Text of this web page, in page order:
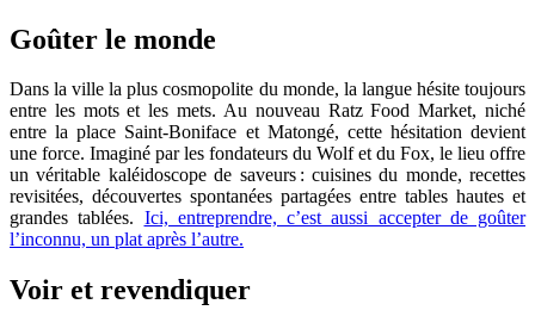
Goûter le monde
Dans la ville la plus cosmopolite du monde, la langue hésite toujours
entre les mots et les mets. Au nouveau Ratz Food Market, niché
entre la place Saint-Boniface et Matongé, cette hésitation devient
une force. Imaginé par les fondateurs du Wolf et du Fox, le lieu offre
un véritable kaléidoscope de saveurs : cuisines du monde, recettes
revisitées, découvertes spontanées partagées entre tables hautes et
grandes tablées. Ici, entreprendre, c’est aussi accepter de goûter
l’inconnu, un plat après l’autre.
Voir et revendiquer